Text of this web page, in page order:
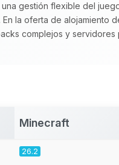
gestión flexible del
la oferta de alojamiento
complejos y
Minecraft
26.2